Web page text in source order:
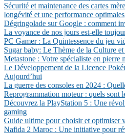
Sécurité et maintenance des cartes
longévité et une performance optimales
Dégringolade sur Google : comment
La voyance de nos jours est-elle
PC Gamer : La Quintessence du jeu
Sugar baby: Le Thème de la Culture
Metastone : Votre spécialiste en pierre
Le Développement de la Licence
Aujourd’hui
La guerre des consoles en 2024 :
Reprogrammation moteur : quels sont
Découvrez la PlayStation 5 : Une
gaming
Guide ultime pour choisir et optimiser
Nafida 2 Maroc : Une initiative pour